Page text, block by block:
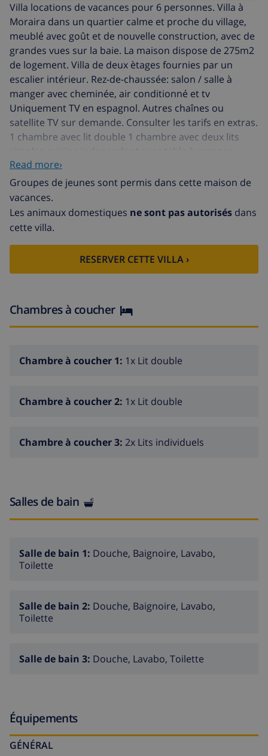
Villa locations de vacances pour 6 personnes. Villa à
Moraira dans un quartier calme et proche du village,
meublé avec goût et de nouvelle construction, avec de
grandes vues sur la baie. La maison dispose de 275m2
de logement. Villa de deux ètages fournies par un
escalier intérieur. Rez-de-chaussée: salon / salle à
manger avec cheminée, air conditionné et tv
Uniquement TV en espagnol. Autres chaînes ou
satellite TV sur demande. Consulter les tarifs en extras.
1 chambre avec lit double 1 chambre avec deux lits
simples cuisine independent avec table à manger,
micro-ondes, machine à laver et lave-vaisselle 1 salles
de bain complètes 1 salle de bains avec douche
Premier étage: 1 grande chambre avec dressing et
salle de bains avec douche et baignoire piscine avec
bain et douche en dehors de jardin avec des palmiers
1400m2 parking pour 4 voitures stationnement pour 2
voitures en dehors de la maison
location, ils sont en suppléments à régler à votre
arrivée.
Read more›
Groupes de jeunes sont permis dans cette maison de
vacances.
Les animaux domestiques ne sont pas autorisés dans
cette villa.
RESERVER CETTE VILLA ›
Chambres à coucher
Chambre à coucher 1: 1x Lit double
Chambre à coucher 2: 1x Lit double
Chambre à coucher 3: 2x Lits individuels
Salles de bain
Salle de bain 1: Douche, Baignoire, Lavabo,
Toilette
Salle de bain 2: Douche, Baignoire, Lavabo,
Toilette
Salle de bain 3: Douche, Lavabo, Toilette
Équipements
GÉNÉRAL